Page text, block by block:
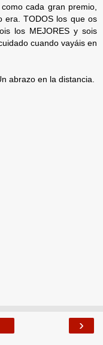
cada gran premio,
era. TODOS los que os
los MEJORES y sois
cuando vayáis en
abrazo en la distancia.
›